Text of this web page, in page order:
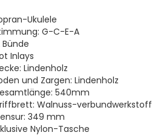
Ukulele
G-C-E-A
Bünde
Inlays
Lindenholz
und Zargen: Lindenholz
540mm
Walnuss-verbundwerkstoff
349 mm
Nylon-Tasche